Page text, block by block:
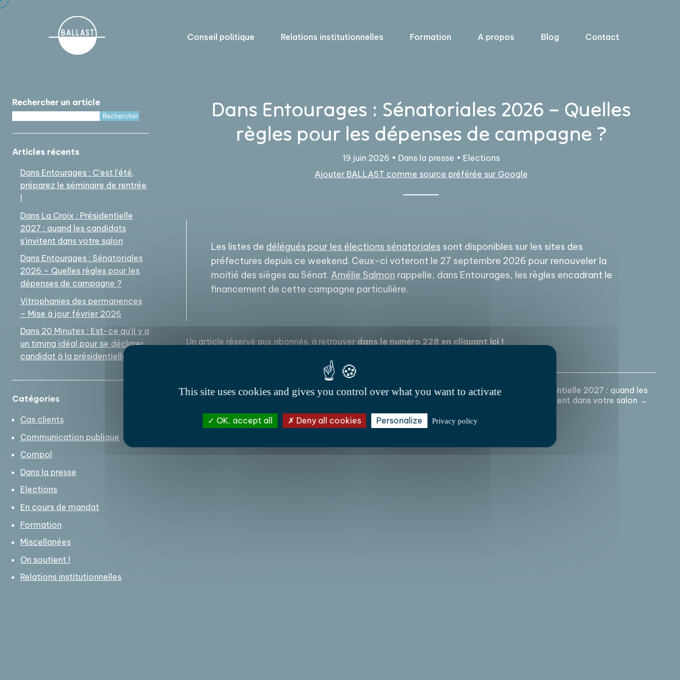
Conseil politique Relations institutionnelles Formation A propos Blog Contact
Rechercher un article
Rechercher
Articles récents
Dans Entourages : C’est l’été,
préparez le séminaire de rentrée
!
Dans La Croix : Présidentielle
2027 : quand les candidats
s’invitent dans votre salon
Dans Entourages : Sénatoriales
2026 – Quelles règles pour les
dépenses de campagne ?
Vitrophanies des permanences
– Mise à jour février 2026
Dans 20 Minutes : Est-ce qu’il y a
un timing idéal pour se déclarer
candidat à la présidentielle ?
Catégories
Cas clients
Communication publique
Compol
Dans la presse
Elections
En cours de mandat
Formation
Miscellanées
On soutient !
Relations institutionnelles
Dans Entourages : Sénatoriales 2026 – Quelles
règles pour les dépenses de campagne ?
19 juin 2026 • Dans la presse • Elections
Ajouter BALLAST comme source préférée sur Google
Les listes de délégués pour les élections sénatoriales sont disponibles sur les sites des
préfectures depuis ce weekend. Ceux-ci voteront le 27 septembre 2026 pour renouveler la
moitié des sièges au Sénat. Amélie Salmon rappelle, dans Entourages, les règles encadrant le
financement de cette campagne particulière.
Un article réservé aux abonnés, à retrouver dans le numéro 228 en cliquant ici !
← Vitrophanies des permanences – Mise à jour février
Dans La Croix : Présidentielle 2027 : quand les
candidats s’invitent dans votre salon →
Cookies management panel
This site uses cookies and gives you control over what you want to activate
OK, accept all Deny all cookies Personalize Privacy policy